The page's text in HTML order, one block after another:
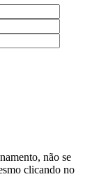
não se
clicando no